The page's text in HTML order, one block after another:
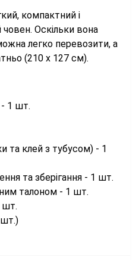
компактний і
Оскільки вона
легко перевозити, а
(210 х 127 см).
- 1 шт.
та клей з тубусом) - 1
та зберігання - 1 шт.
талоном - 1 шт.
шт.